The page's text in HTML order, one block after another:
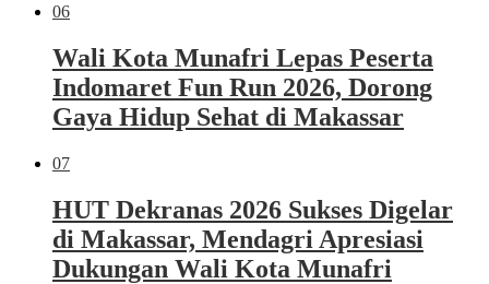
06
Wali Kota Munafri Lepas Peserta
Indomaret Fun Run 2026, Dorong
Gaya Hidup Sehat di Makassar
07
HUT Dekranas 2026 Sukses Digelar
di Makassar, Mendagri Apresiasi
Dukungan Wali Kota Munafri